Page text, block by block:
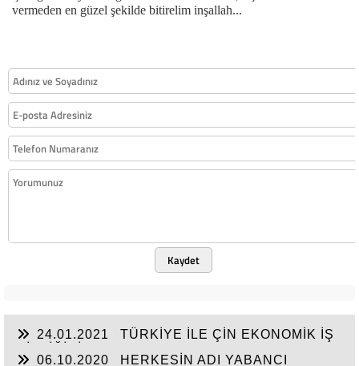
vermeden en güzel şekilde bitirelim inşallah...
Kaydet
24.01.2021
TÜRKİYE İLE ÇİN EKONOMİK İŞ
06.10.2020
HERKESİN ADI YABANCI